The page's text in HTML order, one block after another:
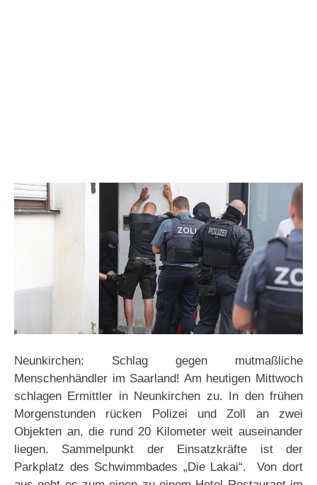
Neunkirchen: Schlag gegen mutmaßliche
Menschenhändler im Saarland! Am heutigen Mittwoch
schlagen Ermittler in Neunkirchen zu. In den frühen
Morgenstunden rücken Polizei und Zoll an zwei
Objekten an, die rund 20 Kilometer weit auseinander
liegen. Sammelpunkt der Einsatzkräfte ist der
Parkplatz des Schwimmbades „Die Lakai“. Von dort